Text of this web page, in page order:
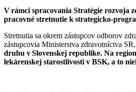
V rámci spracovania Stratégie rozvoja
pracovné stretnutie k strategicko-
Stretnutia sa okrem zástupcov odborov
zástupcovia Ministerstva zdravotníctva
druhu v Slovenskej republike. Na
lekárenskej starostlivosti v BSK, a to